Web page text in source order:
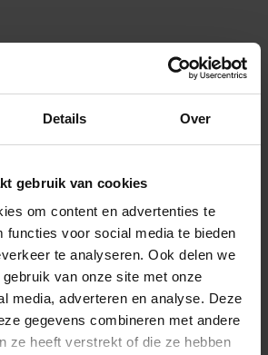
Details Over
gebruik van cookies
om content en advertenties te
functies voor social media te bieden
te analyseren. Ook delen we
van onze site met onze
media, adverteren en analyse. Deze
gegevens combineren met andere
ze heeft verstrekt of die ze hebben